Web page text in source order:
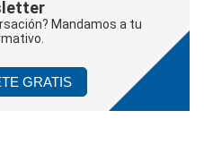
Mandamos a tu
GRATIS